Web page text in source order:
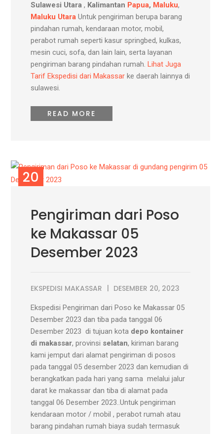
Sulawesi Utara , Kalimantan Papua, Maluku,
Maluku Utara Untuk pengiriman berupa barang
pindahan rumah, kendaraan motor, mobil,
perabot rumah seperti kasur springbed, kulkas,
mesin cuci, sofa, dan lain lain, serta layanan
pengiriman barang pindahan rumah.Lihat Juga
Tarif Ekspedisi dari Makassar ke daerah lainnya di
sulawesi.
READ MORE
20
Pengiriman dari Poso
ke Makassar 05
Desember 2023
EKSPEDISI MAKASSAR DESEMBER 20, 2023
Ekspedisi Pengiriman dari Poso ke Makassar 05
Desember 2023 dan tiba pada tanggal 06
Desember 2023 di tujuan kota depo kontainer
di makassar, provinsi selatan, kiriman barang
kami jemput dari alamat pengiriman di posos
pada tanggal 05 desember 2023 dan kemudian di
berangkatkan pada hari yang sama melalui jalur
darat ke makassar dan tiba di alamat pada
tanggal 06 Desember 2023..Untuk pengiriman
kendaraan motor / mobil , perabot rumah atau
barang pindahan rumah biaya sudah termasuk